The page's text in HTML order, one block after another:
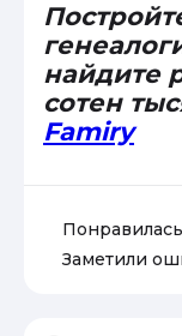
найдите
сотен
Famiry
Понравилась
Заметили